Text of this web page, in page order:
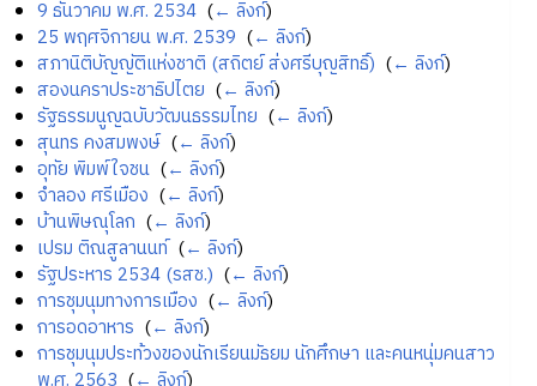
9 ธันวาคม พ.ศ. 2534 (← ลิงก์)
25 พฤศจิกายน พ.ศ. 2539 (← ลิงก์)
สภานิติบัญญัติแห่งชาติ (สถิตย์ ส่งศรีบุญสิทธิ์) (← ลิงก์)
สองนคราประชาธิปไตย (← ลิงก์)
รัฐธรรมนูญฉบับวัฒนธรรมไทย (← ลิงก์)
สุนทร คงสมพงษ์‎ (← ลิงก์)
อุทัย พิมพ์ใจชน (← ลิงก์)
จำลอง ศรีเมือง (← ลิงก์)
บ้านพิษณุโลก (← ลิงก์)
เปรม ติณสูลานนท์‎ (← ลิงก์)
รัฐประหาร 2534 (รสช.) (← ลิงก์)
การชุมนุมทางการเมือง (← ลิงก์)
การอดอาหาร (← ลิงก์)
การชุมนุมประท้วงของนักเรียนมัธยม นักศึกษา และคนหนุ่มคนสาว